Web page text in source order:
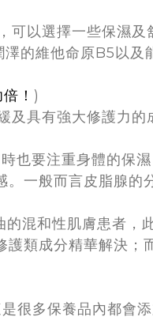
以選擇一些保濕及
的維他命原B5以及
！ )
及具有強大修護力
也要注重身體的保
一般而言皮脂腺的
混和性肌膚患者，
類成分精華解決；
很多保養品內都會